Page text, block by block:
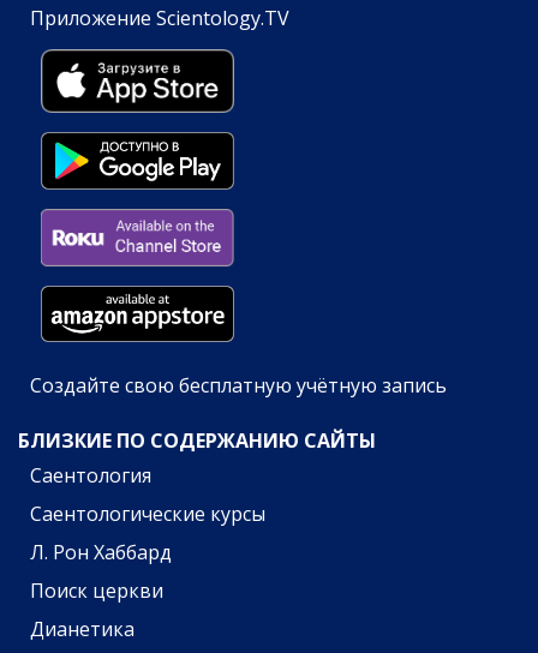
Приложение Scientology.TV
Создайте свою бесплатную учётную запись
БЛИЗКИЕ ПО СОДЕРЖАНИЮ САЙТЫ
Саентология
Саентологические курсы
Л. Рон Хаббард
Поиск церкви
Дианетика